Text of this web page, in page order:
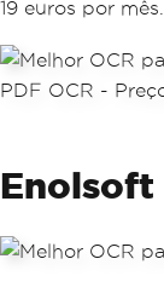
19 euros por mês.
Enolsoft